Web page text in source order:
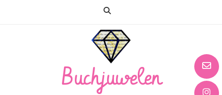
Buchjuwelen